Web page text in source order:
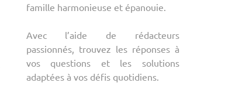
famille harmonieuse et épanouie.
Avec l’aide de rédacteurs
passionnés, trouvez les réponses à
vos questions et les solutions
adaptées à vos défis quotidiens.